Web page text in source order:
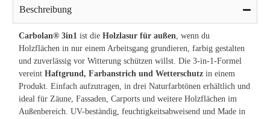
Beschreibung
Carbolan® 3in1 ist dieHolzlasur für außen, wenn du
Holzflächen in nur einem Arbeitsgang grundieren, farbig gestalten
und zuverlässig vor Witterung schützen willst. Die 3-in-1-Formel
vereintHaftgrund, Farbanstrich und Wetterschutz in einem
Produkt. Einfach aufzutragen, in drei Naturfarbtönen erhältlich und
ideal für Zäune, Fassaden, Carports und weitere Holzflächen im
Außenbereich. UV-beständig, feuchtigkeitsabweisend und Made in